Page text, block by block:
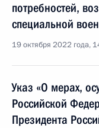
потребностей,
специальной
19 октября 2022 года,
Указ «О мерах,
Российской
Президента